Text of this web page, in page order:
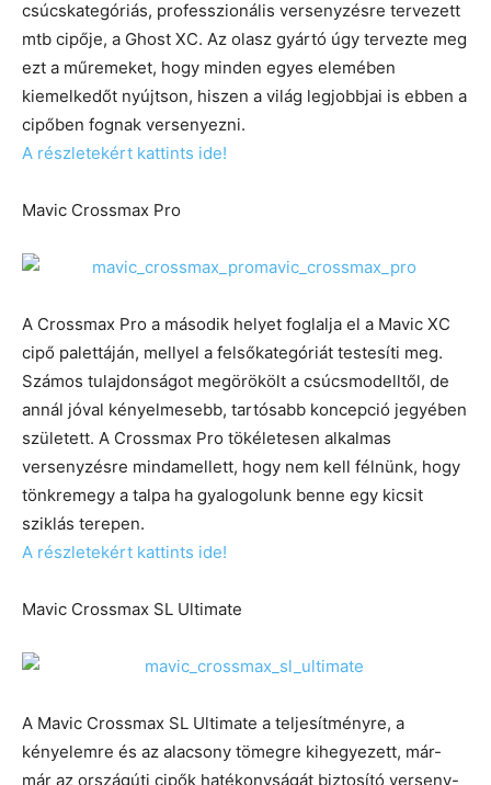
csúcskategóriás, professzionális versenyzésre tervezett
mtb cipője, a Ghost XC. Az olasz gyártó úgy tervezte meg
ezt a műremeket, hogy minden egyes elemében
kiemelkedőt nyújtson, hiszen a világ legjobbjai is ebben a
cipőben fognak versenyezni.
A részletekért kattints ide!
Mavic Crossmax Pro
A Crossmax Pro a második helyet foglalja el a Mavic XC
cipő palettáján, mellyel a felsőkategóriát testesíti meg.
Számos tulajdonságot megörökölt a csúcsmodelltől, de
annál jóval kényelmesebb, tartósabb koncepció jegyében
született. A Crossmax Pro tökéletesen alkalmas
versenyzésre mindamellett, hogy nem kell félnünk, hogy
tönkremegy a talpa ha gyalogolunk benne egy kicsit
sziklás terepen.
A részletekért kattints ide!
Mavic Crossmax SL Ultimate
A Mavic Crossmax SL Ultimate a teljesítményre, a
kényelemre és az alacsony tömegre kihegyezett, már-
már az országúti cipők hatékonyságát biztosító verseny-